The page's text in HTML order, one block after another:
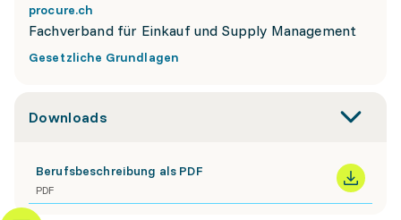
procure.ch
Fachverband für Einkauf und Supply Management
Gesetzliche Grundlagen
Downloads
Berufsbeschreibung als PDF
PDF